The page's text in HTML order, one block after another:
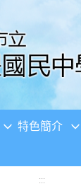
特色簡介
:::